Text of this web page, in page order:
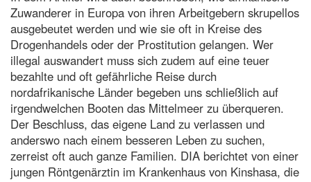
Zuwanderer in Europa von ihren Arbeitgebern skrupellos
ausgebeutet werden und wie sie oft in Kreise des
Drogenhandels oder der Prostitution gelangen. Wer
illegal auswandert muss sich zudem auf eine teuer
bezahlte und oft gefährliche Reise durch
nordafrikanische Länder begeben uns schließlich auf
irgendwelchen Booten das Mittelmeer zu überqueren.
Der Beschluss, das eigene Land zu verlassen und
anderswo nach einem besseren Leben zu suchen,
zerreist oft auch ganze Familien. DIA berichtet von einer
jungen Röntgenärztin im Krankenhaus von Kinshasa, die